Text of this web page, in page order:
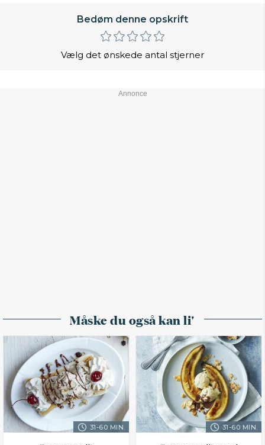
Bedøm denne opskrift
Vælg det ønskede antal stjerner
Måske du også kan li'
31-60 MIN. 31-60 MIN.